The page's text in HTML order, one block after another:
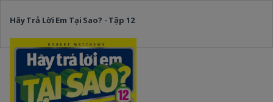
Hãy Trả Lời Em Tại Sao? - Tập 12